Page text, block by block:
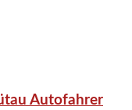
Autofahrer